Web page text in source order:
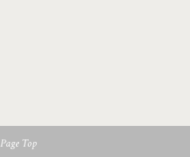
Page Top